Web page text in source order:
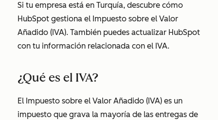
Si tu empresa está en Turquía, descubre cómo
HubSpot gestiona el Impuesto sobre el Valor
Añadido (IVA). También puedes actualizar HubSpot
con tu información relacionada con el IVA.
¿Qué es el IVA?
El Impuesto sobre el Valor Añadido (IVA) es un
impuesto que grava la mayoría de las entregas de